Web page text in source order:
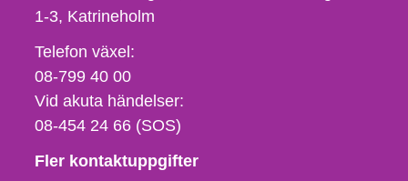
1-3 Katrineholm
Telefon,
fax
och
e-
Telefon växel:
08-799 40 00
Vid akuta händelser:
08-454 24 66 (SOS)
Fler kontaktuppgifter